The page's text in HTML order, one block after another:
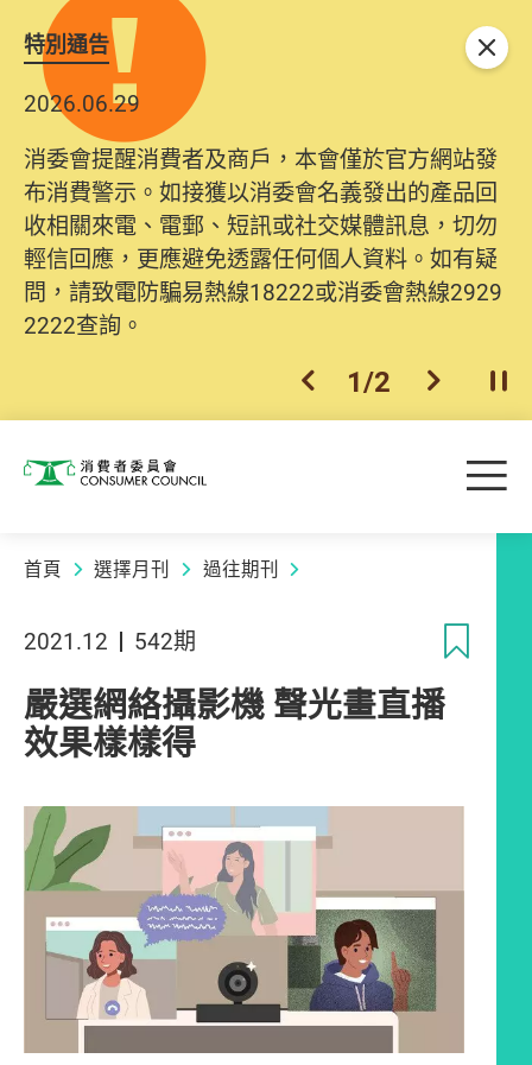
特別通告
2026.06.29
消委會提醒消費者及商戶，本會僅於官方網站發
布消費警示。如接獲以消委會名義發出的產品回
收相關來電、電郵、短訊或社交媒體訊息，切勿
輕信回應，更應避免透露任何個人資料。如有疑
問，請致電防騙易熱線18222或消委會熱線2929
2222查詢。
上一個
1/2 下一個開
關閉
消費者委員會 目
首頁 選擇月刊 過往期刊
2021.12 542期
嚴選網絡攝影機 聲光畫直播
效果樣樣得